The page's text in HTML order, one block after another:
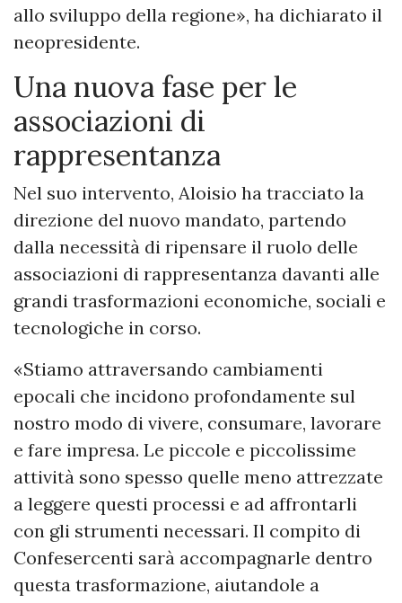
allo sviluppo della regione», ha dichiarato il
neopresidente.
Una nuova fase per le
associazioni di
rappresentanza
Nel suo intervento, Aloisio ha tracciato la
direzione del nuovo mandato, partendo
dalla necessità di ripensare il ruolo delle
associazioni di rappresentanza davanti alle
grandi trasformazioni economiche, sociali e
tecnologiche in corso.
«Stiamo attraversando cambiamenti
epocali che incidono profondamente sul
nostro modo di vivere, consumare, lavorare
e fare impresa. Le piccole e piccolissime
attività sono spesso quelle meno attrezzate
a leggere questi processi e ad affrontarli
con gli strumenti necessari. Il compito di
Confesercenti sarà accompagnarle dentro
questa trasformazione, aiutandole a